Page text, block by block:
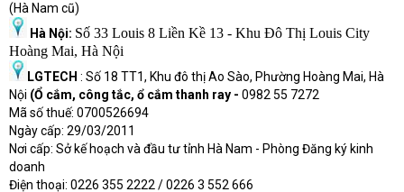
(Hà Nam cũ)
Hà Nội: Số 33 Louis 8 Liền Kề 13 - Khu Đô Thị Louis City
Hoàng Mai, Hà Nội
LGTECH : Số 18 TT1, Khu đô thị Ao Sào, Phường Hoàng Mai, Hà
Nội (Ổ cắm, công tắc, ổ cắm thanh ray - 0982 55 7272
Mã số thuế: 0700526694
Ngày cấp: 29/03/2011
Nơi cấp: Sở kế hoạch và đầu tư tỉnh Hà Nam - Phòng Đăng ký kinh
doanh
Điện thoại: 0226 355 2222 / 0226 3 552 666